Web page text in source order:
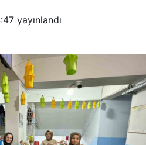
yayınlandı